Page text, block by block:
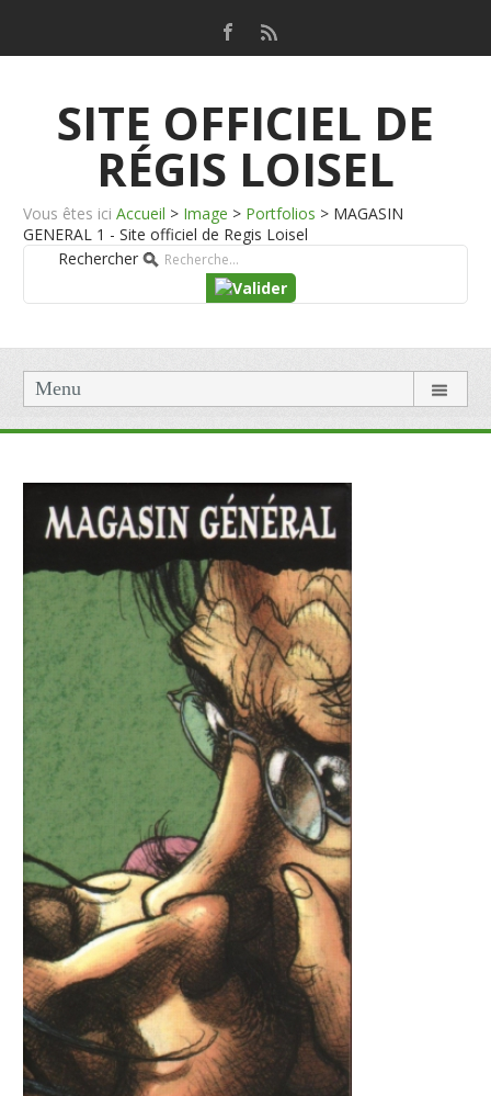
SITE OFFICIEL DE
RÉGIS LOISEL
Vous êtes ici Accueil > Image > Portfolios > MAGASIN
GENERAL 1 - Site officiel de Regis Loisel
Rechercher
Menu